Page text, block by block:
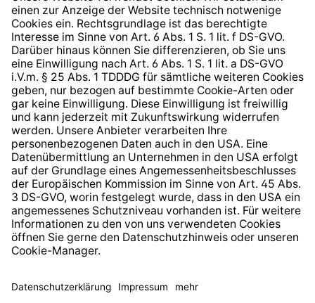
Hinweisgeberschutzsystem
Barrierefreiheit
* Alle Preise inkl. gesetzl. Mehrwertsteuer zzgl.
anders angegeben.